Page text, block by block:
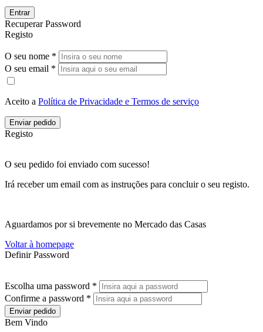
Entrar
Recuperar Password
Registo
O seu nome *
O seu email *
Aceito a Política de Privacidade e Termos de serviço
Enviar pedido
Registo
O seu pedido foi enviado com sucesso!
Irá receber um email com as instruções para concluir o seu registo.
Aguardamos por si brevemente no Mercado das Casas
Voltar à homepage
Definir Password
Escolha uma password *
Confirme a password *
Enviar pedido
Bem Vindo